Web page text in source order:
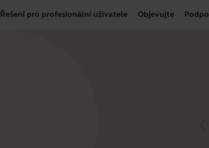
Řešení pro profesionální uživatele Objevujte